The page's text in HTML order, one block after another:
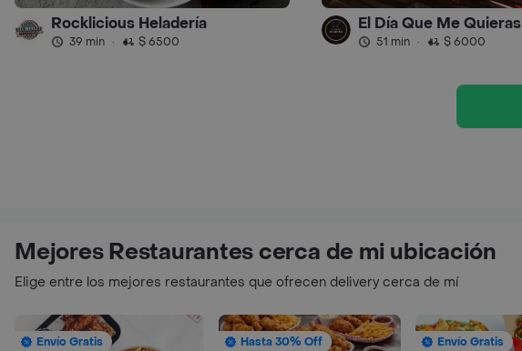
Rocklicious Heladería
39 min · $ 6500
El Día Que Me Quieras
51 min · $ 6000
Mejores Restaurantes cerca de mi ubicación
Elige entre los mejores restaurantes que ofrecen delivery cerca de mí
Envío Gratis Hasta 30% Off Envío Gratis